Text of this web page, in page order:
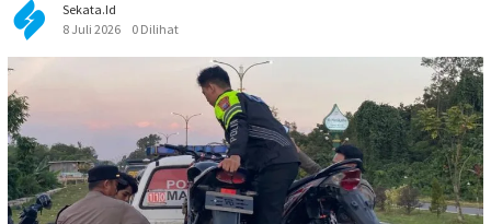
Sekata.id
8 Juli 2026
0 Dilihat